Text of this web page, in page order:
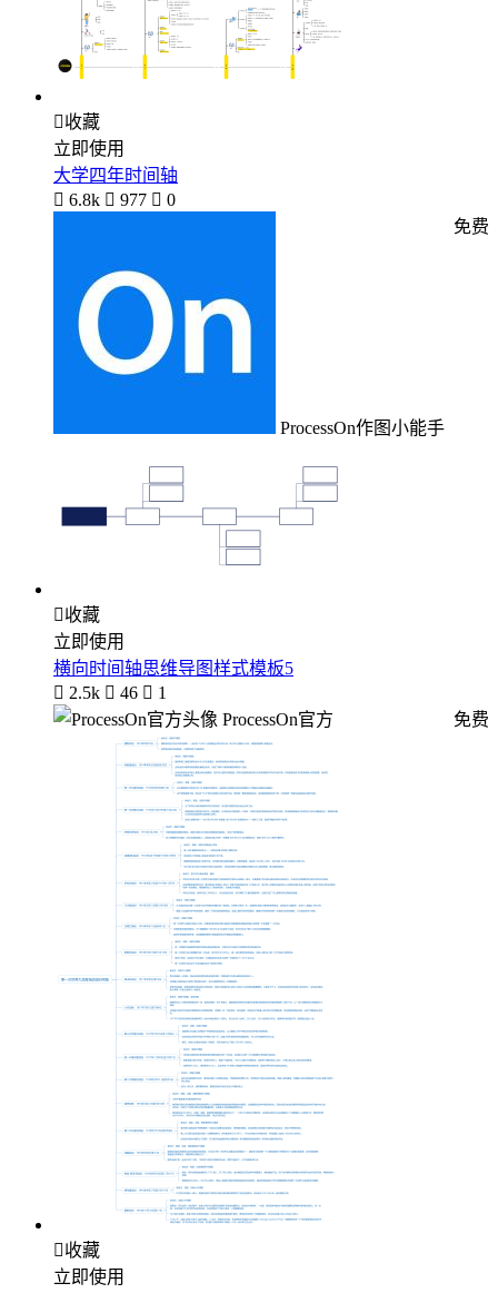
收藏
立即使用
大学四年时间轴
 6.8k  977  0
ProcessOn作图小能手
免费
收藏
立即使用
横向时间轴思维导图样式模板5
 2.5k  46  1
ProcessOn官方
免费
收藏
立即使用